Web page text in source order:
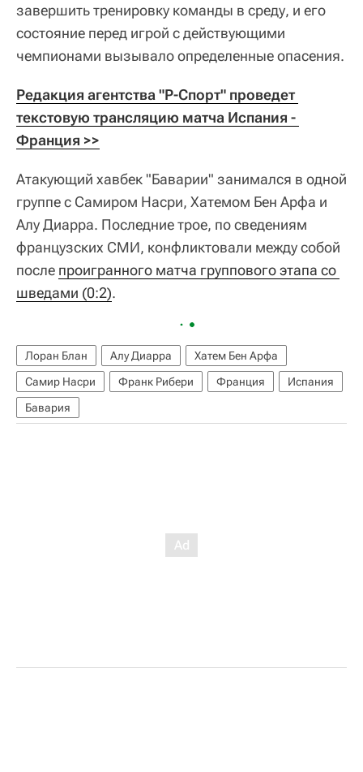
завершить тренировку команды в среду, и его
состояние перед игрой с действующими
чемпионами вызывало определенные опасения.
Редакция агентства "Р-Спорт" проведет
текстовую трансляцию матча Испания -
Франция >>
Атакующий хавбек "Баварии" занимался в одной
группе с Самиром Насри, Хатемом Бен Арфа и
Алу Диарра. Последние трое, по сведениям
французских СМИ, конфликтовали между собой
после проигранного матча группового этапа со
шведами (0:2).
Лоран Блан Алу Диарра
Хатем Бен Арфа
Самир Насри
Франк Рибери Франция
Испания
Бавария